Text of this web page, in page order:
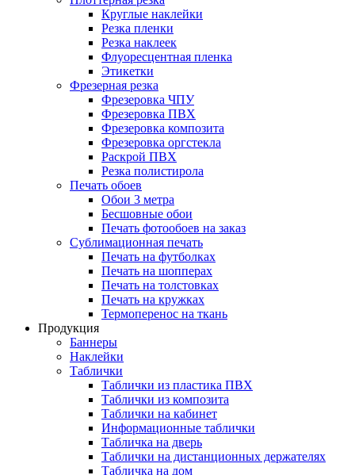
Круглые наклейки
Резка пленки
Резка наклеек
Флуоресцентная пленка
Этикетки
Фрезерная резка
Фрезеровка ЧПУ
Фрезеровка ПВХ
Фрезеровка композита
Фрезеровка оргстекла
Раскрой ПВХ
Резка полистирола
Печать обоев
Обои 3 метра
Бесшовные обои
Печать фотообоев на заказ
Сублимационная печать
Печать на футболках
Печать на шопперах
Печать на толстовках
Печать на кружках
Термоперенос на ткань
Продукция
Баннеры
Наклейки
Таблички
Таблички из пластика ПВХ
Таблички из композита
Таблички на кабинет
Информационные таблички
Табличка на дверь
Таблички на дистанционных держателях
Табличка на дом